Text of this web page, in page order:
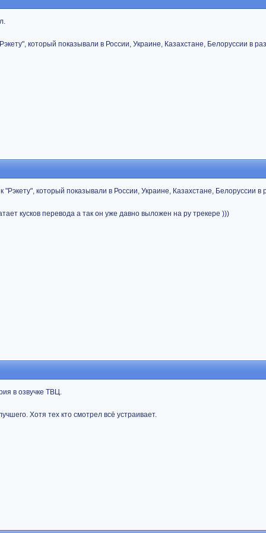
который показывали в России, Украине, Казахстане, Белоруссии в
который показывали в России, Украине, Казахстане, Белоруссии в
кусков перевода а так он уже давно выложен на ру трекере )))
в озвучке ТВЦ.
Хотя тех кто смотрел всё устраивает.